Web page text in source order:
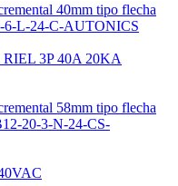
40mm tipo flecha
6-L-24-C-AUTONICS
3P 40A 20KA
58mm tipo flecha
20-3-N-24-CS-